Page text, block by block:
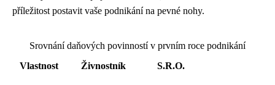
příležitost postavit vaše podnikání na pevné nohy.
Srovnání daňových povinností v prvním roce podnikání
Vlastnost
Živnostník S.R.O.